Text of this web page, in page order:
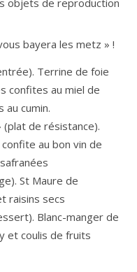
bayera les metz » !
Terrine de foie
confites au miel de
au cumin.
(plat de résistance).
au bon vin de
St Maure de
raisins secs
Blanc-manger de
et coulis de fruits